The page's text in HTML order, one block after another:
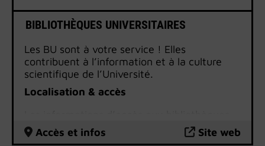
BIBLIOTHÈQUES UNIVERSITAIRES
Les BU sont à votre service ! Elles
contribuent à l’information et à la culture
scientifique de l’Université.
Localisation & accès
universitaires sont disponibles sur le site
internet des BU.
Accès et infos Site web